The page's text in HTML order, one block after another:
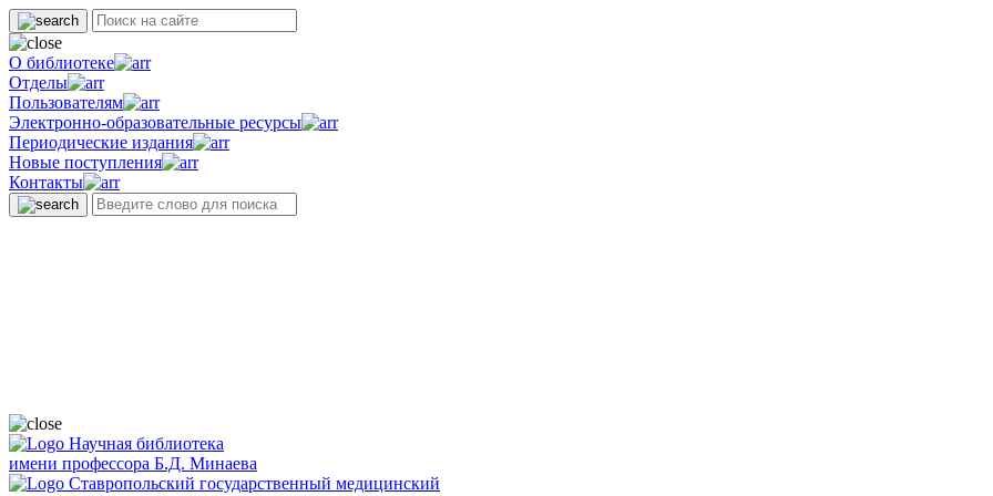
О библиотеке
Отделы
Пользователям
Электронно-образовательные ресурсы
Периодические издания
Новые поступления
Контакты
Научная библиотека
имени профессора Б.Д. Минаева
Ставропольский государственный медицинский